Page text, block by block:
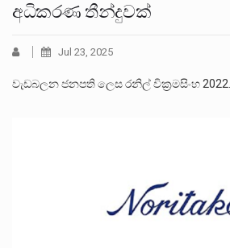
අධිකරණ තීන්දුවක්
Jul 23, 2025
වැඩබලන ජනපති ලෙස රනිල් වික්‍රමසිංහ 2022…